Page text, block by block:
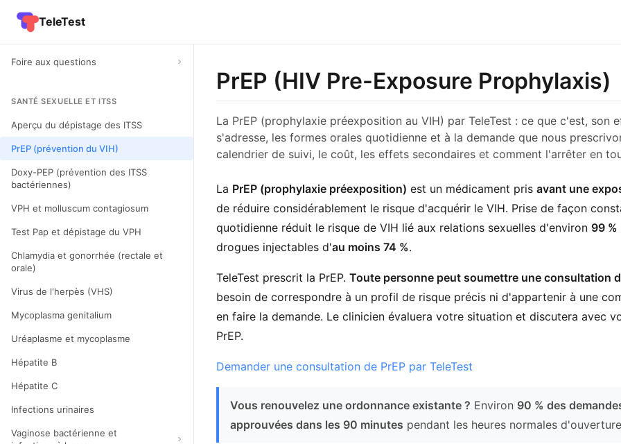
TeleTest
Foire aux questions
SANTÉ SEXUELLE ET ITSS
Aperçu du dépistage des ITSS
PrEP (prévention du VIH)
Doxy-PEP (prévention des ITSS
bactériennes)
VPH et molluscum contagiosum
Test Pap et dépistage du VPH
Chlamydia et gonorrhée (rectale et
orale)
Virus de l'herpès (VHS)
Mycoplasma genitalium
Uréaplasme et mycoplasme
Hépatite B
Hépatite C
Infections urinaires
Vaginose bactérienne et
PrEP (HIV Pre-Exposure Prophylaxis)
La PrEP (prophylaxie préexposition au VIH) par TeleTest : ce que c'est, son
s'adresse, les formes orales quotidienne et à la demande que nous
calendrier de suivi, le coût, les effets secondaires et comment l'arrêter en
La PrEP (prophylaxie préexposition) est un médicament pris avant une
de réduire considérablement le risque d'acquérir le VIH. Prise de façon
quotidienne réduit le risque de VIH lié aux relations sexuelles d'environ 99 %
drogues injectables d'au moins 74 %.
TeleTest prescrit la PrEP. Toute personne peut soumettre une consultation
besoin de correspondre à un profil de risque précis ni d'appartenir à une
en faire la demande. Le clinicien évaluera votre situation et discutera avec
PrEP.
Demander une consultation de PrEP par TeleTest
Vous renouvelez une ordonnance existante ? Environ 90 % des
approuvées dans les 90 minutes pendant les heures normales